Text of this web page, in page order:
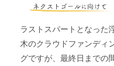
ラストスパートとなった
木のクラウドファンディ
グですが、最終日までの